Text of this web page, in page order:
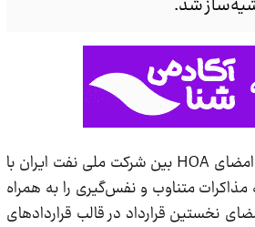
پیوند قدیمی نفت ایران با غول نفتی توتال بعد از تحریم ها، اواسط پاییز سال گذشته بود که با امضای HOA بین شرکت ملی نفت ایران با
متناوب و نفس‌گیری را به همراه
شاهد امضای نخستین قرارداد در قالب قراردادهای